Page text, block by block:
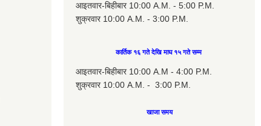
आइतवार-बिहीबार 10:00 A.M. - 5:00 P.M.
शुक्रवार 10:00 A.M. - 3:00 P.M.
कार्तिक १६ गते देखि माघ १५ गते सम्म
आइतवार-बिहीबार 10:00 A.M - 4:00 P.M.
शुक्रवार 10:00 A.M. - 3:00 P.M.
खाजा समय